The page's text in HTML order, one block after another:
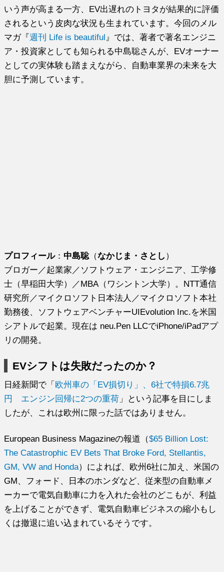
いう声が高まる一方、EV出遅れのトヨタが結果的に評価
されるという皮肉な状況も生まれています。今回のメル
マガ『週刊 Life is beautiful 』では、著者で著名エンジニ
ア・投資家としても知られる中島聡さんが、EVオーナー
としての実体験も踏まえながら、自動車業界の未来を大
胆に予測しています。
プロフィール： 中島聡（なかじま・さとし ）
ブロガー／起業家／ソフトウェア・エンジニア、工学修
士（早稲田大学）／MBA（ワシントン大学）。NTT通信
研究所／マイクロソフト日本法人／マイクロソフト本社
勤務後、ソフトウェアベンチャーUIEvolution Inc.を米国
シアトルで起業。現在は neu.Pen LLCでiPhone/iPadアプ
リの開発。
EVシフトは失敗だったのか？
日経新聞で「 欧州車の「EV損切り」、6社で特損6.7兆
円 エンジン回帰に2つの重荷 」という記事を目にしま
したが、これは欧州に限った話ではありません。
European Business Magazineの報道（$65 Billion Lost:
The Catastrophic EV Bets That Broke Ford, Stellantis,
GM, VW and Honda）によれば、欧州6社に加え、米国の
GM、フォード、日本のホンダなど、従来型の自動車メ
ーカーで電気自動車に力を入れた会社のどこもが、利益
を上げることができず、電気自動車ビジネスの縮小もし
くは撤退に追い込まれているそうです。